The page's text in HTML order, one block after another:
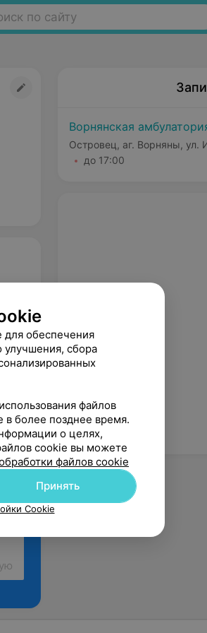
по сайту
Ворнянская
Островец, аг. Ворняны, ул.
до 17:00
для обеспечения
улучшения, сбора
файлов
в более позднее время.
о целях,
cookie вы можете
файлов cookie
Принять
Cookie